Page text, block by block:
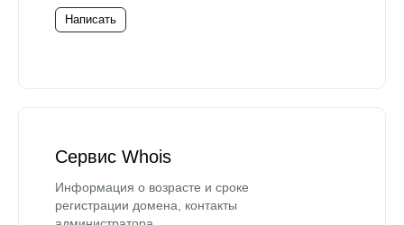
Написать
Сервис Whois
Информация о возрасте и сроке
регистрации домена, контакты